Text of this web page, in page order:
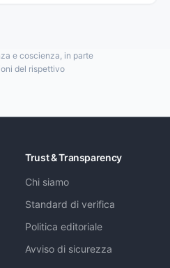
e coscienza, in parte
del rispettivo
Trust & Transparency
Chi siamo
Standard di verifica
Politica editoriale
Avviso di sicurezza